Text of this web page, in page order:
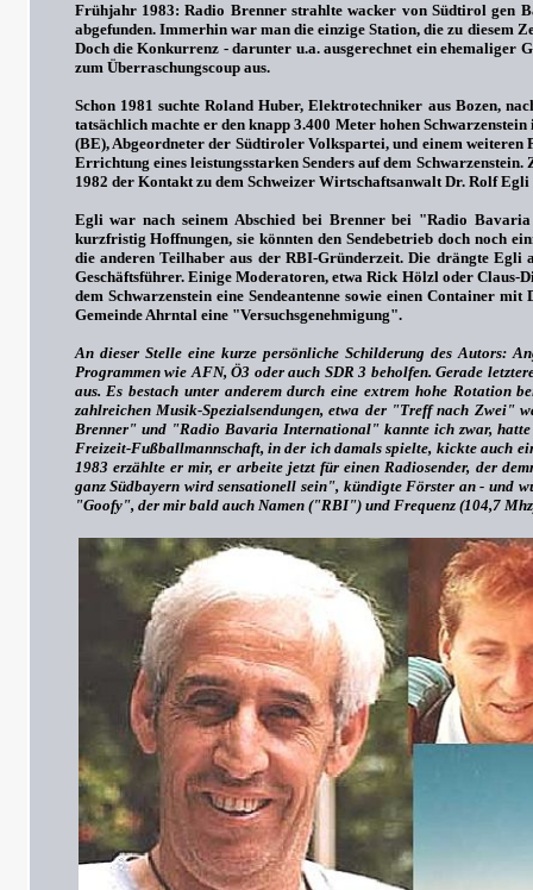
Frühjahr 1983: Radio Brenner strahlte wacker von Südtirol gen
abgefunden. Immerhin war man die einzige Station, die zu
Doch die Konkurrenz - darunter u.a. ausgerechnet ein ehemaliger
zum Überraschungscoup aus.
Schon 1981 suchte Roland Huber, Elektrotechniker aus Bozen,
tatsächlich machte er den knapp 3.400 Meter hohen
(BE), Abgeordneter der Südtiroler Volkspartei, und einem
Errichtung eines leistungsstarken Senders auf dem
1982 der Kontakt zu dem Schweizer Wirtschaftsanwalt Dr. Rolf
Egli war nach seinem Abschied bei Brenner bei "Radio
kurzfristig Hoffnungen, sie könnten den Sendebetrieb doch noch
die anderen Teilhaber aus der RBI-Gründerzeit. Die drängte
Geschäftsführer. Einige Moderatoren, etwa Rick Hölzl oder
dem Schwarzenstein eine Sendeantenne sowie einen Container
Gemeinde Ahrntal eine "Versuchsgenehmigung".
An dieser Stelle eine kurze persönliche Schilderung des Autors:
Programmen wie AFN, Ö3 oder auch SDR 3 beholfen. Gerade
aus. Es bestach unter anderem durch eine extrem hohe Rotation
zahlreichen Musik-Spezialsendungen, etwa der "Treff nach Zwei"
Brenner" und "Radio Bavaria International" kannte ich zwar, hatte
Freizeit-Fußballmannschaft, in der ich damals spielte, kickte auch
1983 erzählte er mir, er arbeite jetzt für einen Radiosender, der
ganz Südbayern wird sensationell sein", kündigte Förster an - und
"Goofy", der mir bald auch Namen ("RBI") und Frequenz (104,7